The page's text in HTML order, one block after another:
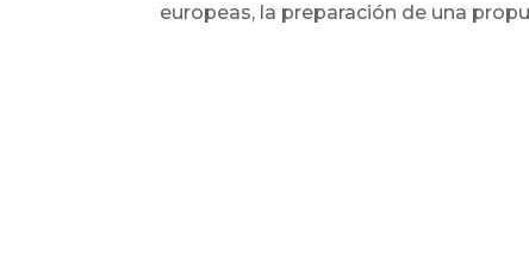
europeas, la preparación de una